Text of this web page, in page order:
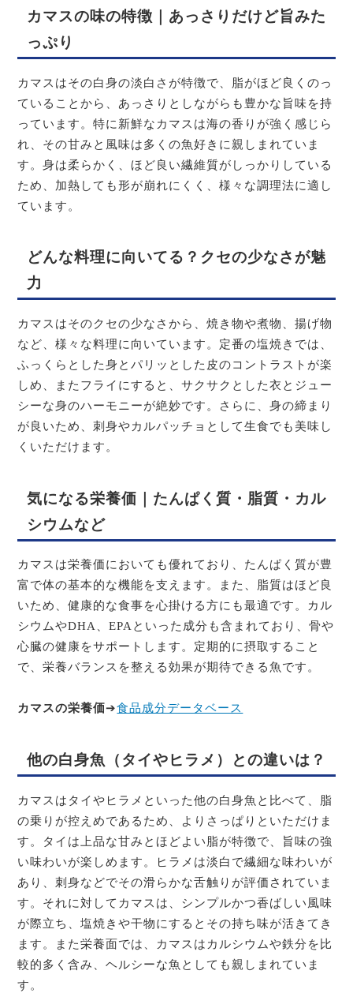
カマスの味の特徴｜あっさりだけど旨みた
っぷり
カマスはその白身の淡白さが特徴で、脂がほど良くのっ
ていることから、あっさりとしながらも豊かな旨味を持
っています。特に新鮮なカマスは海の香りが強く感じら
れ、その甘みと風味は多くの魚好きに親しまれていま
す。身は柔らかく、ほど良い繊維質がしっかりしている
ため、加熱しても形が崩れにくく、様々な調理法に適し
ています。
どんな料理に向いてる？クセの少なさが魅
力
カマスはそのクセの少なさから、焼き物や煮物、揚げ物
など、様々な料理に向いています。定番の塩焼きでは、
ふっくらとした身とパリッとした皮のコントラストが楽
しめ、またフライにすると、サクサクとした衣とジュー
シーな身のハーモニーが絶妙です。さらに、身の締まり
が良いため、刺身やカルパッチョとして生食でも美味し
くいただけます。
気になる栄養価｜たんぱく質・脂質・カル
シウムなど
カマスは栄養価においても優れており、たんぱく質が豊
富で体の基本的な機能を支えます。また、脂質はほど良
いため、健康的な食事を心掛ける方にも最適です。カル
シウムやDHA、EPAといった成分も含まれており、骨や
心臓の健康をサポートします。定期的に摂取すること
で、栄養バランスを整える効果が期待できる魚です。
カマスの栄養価➔食品成分データベース
他の白身魚（タイやヒラメ）との違いは？
カマスはタイやヒラメといった他の白身魚と比べて、脂
の乗りが控えめであるため、よりさっぱりといただけま
す。タイは上品な甘みとほどよい脂が特徴で、旨味の強
い味わいが楽しめます。ヒラメは淡白で繊細な味わいが
あり、刺身などでその滑らかな舌触りが評価されていま
す。それに対してカマスは、シンプルかつ香ばしい風味
が際立ち、塩焼きや干物にするとその持ち味が活きてき
ます。また栄養面では、カマスはカルシウムや鉄分を比
較的多く含み、ヘルシーな魚としても親しまれていま
す。